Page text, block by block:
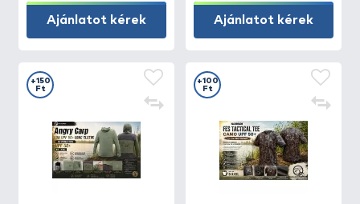
Ajánlatot kérek Ajánlatot kérek
+150
Ft
+100
Ft